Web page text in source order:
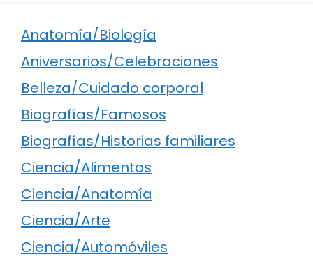
Anatomía/Biología
Aniversarios/Celebraciones
Belleza/Cuidado corporal
Biografías/Famosos
Biografías/Historias familiares
Ciencia/Alimentos
Ciencia/Anatomía
Ciencia/Arte
Ciencia/Automóviles